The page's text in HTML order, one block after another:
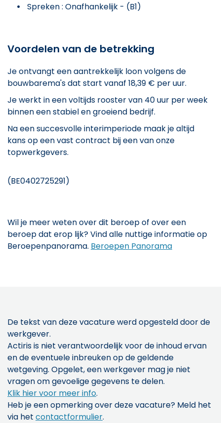
Spreken : Onafhankelijk - (B1)
Voordelen van de betrekking
Je ontvangt een aantrekkelijk loon volgens de
bouwbarema's dat start vanaf 18,39 € per uur.
Je werkt in een voltijds rooster van 40 uur per week
binnen een stabiel en groeiend bedrijf.
Na een succesvolle interimperiode maak je altijd
kans op een vast contract bij een van onze
topwerkgevers.
(BE0402725291)
Wil je meer weten over dit beroep of over een
beroep dat erop lijk? Vind alle nuttige informatie op
Beroepenpanorama. Beroepen Panorama
De tekst van deze vacature werd opgesteld door de
werkgever.
Actiris is niet verantwoordelijk voor de inhoud ervan
en de eventuele inbreuken op de geldende
wetgeving. Opgelet, een werkgever mag je niet
vragen om gevoelige gegevens te delen.
Klik hier voor meer info.
Heb je een opmerking over deze vacature? Meld het
via het contactformulier.